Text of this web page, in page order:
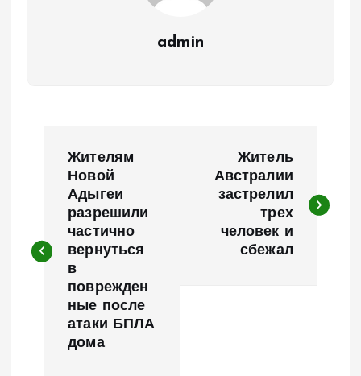
admin
и
Жителям
Новой
Адыгеи
разрешили
частично
вернуться
в
поврежден
ные после
атаки БПЛА
дома
Житель
Австралии
застрелил
трех
человек и
сбежал